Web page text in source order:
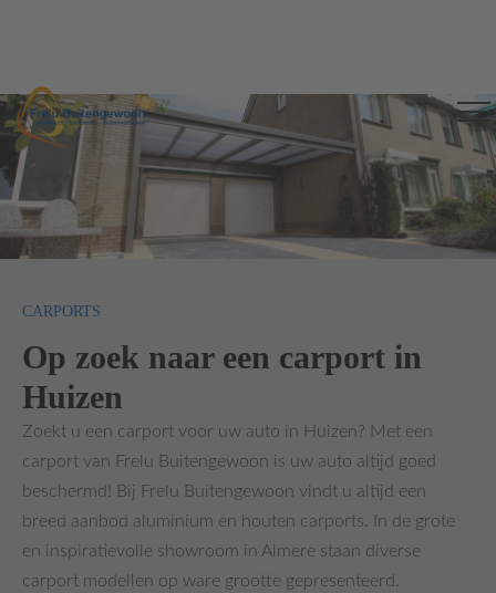
CARPORTS
Op zoek naar een carport in
Huizen
Zoekt u een carport voor uw auto in Huizen? Met een
carport van Frelu Buitengewoon is uw auto altijd goed
beschermd! Bij Frelu Buitengewoon vindt u altijd een
breed aanbod aluminium en houten carports. In de grote
en inspiratievolle showroom in Almere staan diverse
carport modellen op ware grootte gepresenteerd.